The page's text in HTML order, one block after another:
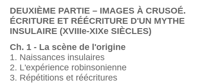
DEUXIÈME PARTIE – IMAGES À CRUSOÉ.
ÉCRITURE ET RÉÉCRITURE D'UN MYTHE
INSULAIRE (XVIIIe-XIXe SIÈCLES)
Ch. 1 - La scène de l'origine
1. Naissances insulaires
2. L'expérience robinsonienne
3. Répétitions et réécritures